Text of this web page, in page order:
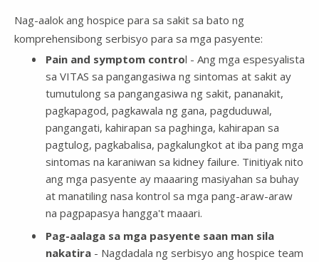
Nag-aalok ang hospice para sa sakit sa bato ng
komprehensibong serbisyo para sa mga pasyente:
Pain and symptom control - Ang mga espesyalista
sa VITAS sa pangangasiwa ng sintomas at sakit ay
tumutulong sa pangangasiwa ng sakit, pananakit,
pagkapagod, pagkawala ng gana, pagduduwal,
pangangati, kahirapan sa paghinga, kahirapan sa
pagtulog, pagkabalisa, pagkalungkot at iba pang mga
sintomas na karaniwan sa kidney failure. Tinitiyak nito
ang mga pasyente ay maaaring masiyahan sa buhay
at manatiling nasa kontrol sa mga pang-araw-araw
na pagpapasya hangga't maaari.
Pag-aalaga sa mga pasyente saan man sila
nakatira - Nagdadala ng serbisyo ang hospice team